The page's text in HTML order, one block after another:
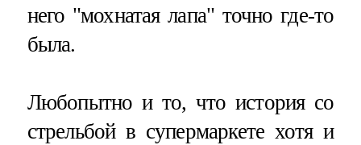
него "мохнатая лапа" точно где-то
была.
Любопытно и то, что история со
стрельбой в супермаркете хотя и